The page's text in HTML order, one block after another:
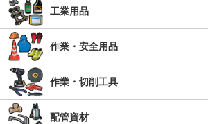
工業用品
作業・安全用品
作業・切削工具
配管資材